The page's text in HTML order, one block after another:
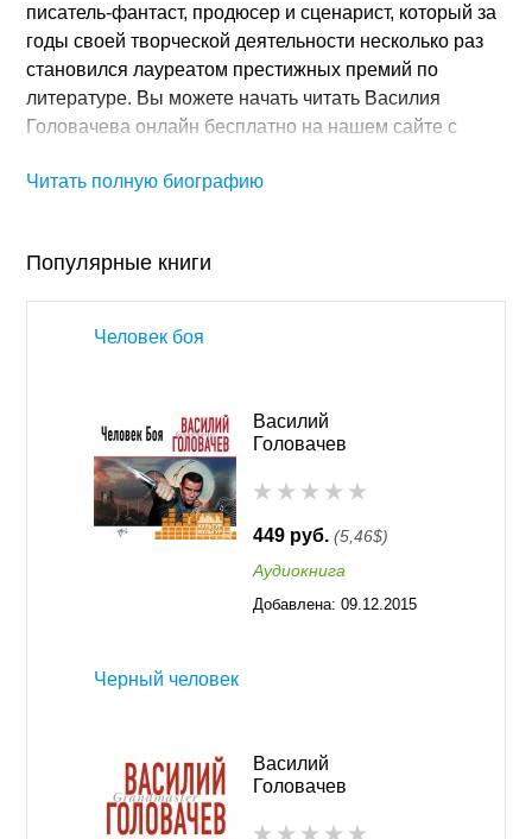
Читать полную биографию
писатель-фантаст, продюсер и сценарист, который за
годы своей творческой деятельности несколько раз
становился лауреатом престижных премий по
литературе. Вы можете начать читать Василия
Головачева онлайн бесплатно на нашем сайте с
русские идут», «Шанс на независимость»,
читателям становится тяжело расставаться с
полюбившимися героями. В своих отзывах
поклонники писателя часто говорят ему, что с
Родился Василий Головачев в 1948 году в городе
Жуковка. Учился в радиотехническом институте в
Рязани. Сразу после учебы ушел служить на Дальний
Восток. Отслужив в армии, перебрался в
Днепропетровск, где 15 лет работал в институте
«Металлургавтоматика», но затем уволился и стал
в Союз писателей России и Украины. Сегодня скачать
Также наши пользователи могут читать
представленные в каталоге лучшие мировые
произведения онлайн совершенно бесплатно.
Популярные книги
Человек боя
Василий
Головачев
449 руб. (5,46$)
Аудиокнига
Добавлена: 09.12.2015
Черный человек
Василий
Головачев